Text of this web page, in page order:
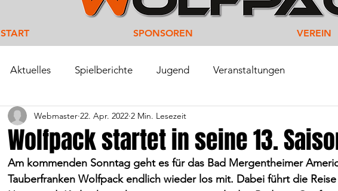
START SPONSOREN VEREIN
Aktuelles Spielberichte Jugend Veranstaltungen
Wolfpack startet in seine 13.
Webmaster 22. Apr. 2022 2 Min. Lesezeit
Am kommenden Sonntag geht es für das Bad Mergentheimer
Tauberfranken Wolfpack endlich wieder los mit. Dabei führt die